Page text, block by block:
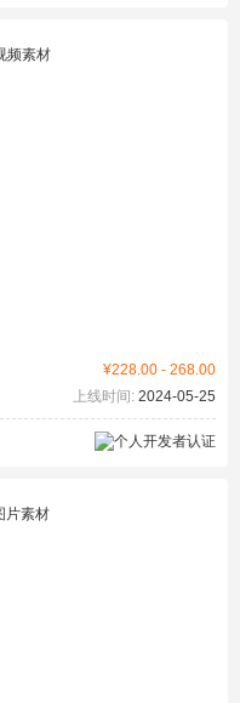
¥228.00 - 268.00
上线时间: 2024-05-25